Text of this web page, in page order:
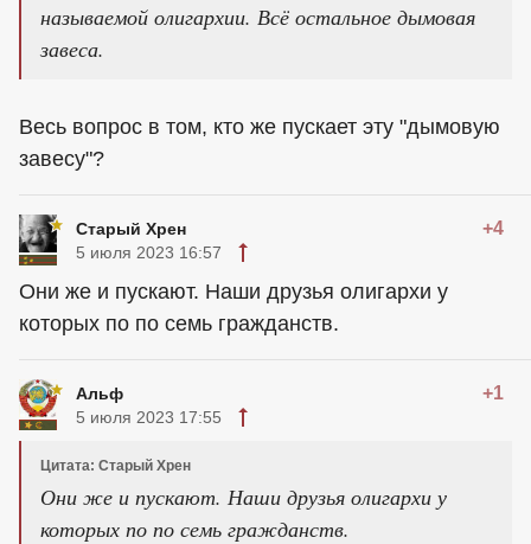
называемой олигархии. Всё остальное дымовая
завеса.
Весь вопрос в том, кто же пускает эту "дымовую
завесу"?
Старый Хрен +4
5 июля 2023 16:57
Они же и пускают. Наши друзья олигархи у
которых по по семь гражданств.
Альф +1
5 июля 2023 17:55
Цитата: Старый Хрен
Они же и пускают. Наши друзья олигархи у
которых по по семь гражданств.